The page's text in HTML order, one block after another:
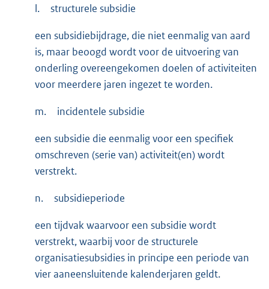
l. structurele subsidie
een subsidiebijdrage, die niet eenmalig van aard
is, maar beoogd wordt voor de uitvoering van
onderling overeengekomen doelen of activiteiten
voor meerdere jaren ingezet te worden.
m. incidentele subsidie
een subsidie die eenmalig voor een specifiek
omschreven (serie van) activiteit(en) wordt
verstrekt.
n. subsidieperiode
een tijdvak waarvoor een subsidie wordt
verstrekt, waarbij voor de structurele
organisatiesubsidies in principe een periode van
vier aaneensluitende kalenderjaren geldt.